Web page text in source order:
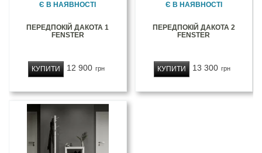
Є В НАЯВНОСТІ
ПЕРЕДПОКІЙ ДАКОТА 1
FENSTER
12 900 грн
КУПИТИ
Є В НАЯВНОСТІ
ПЕРЕДПОКІЙ ДАКОТА 2
FENSTER
13 300 грн
КУПИТИ